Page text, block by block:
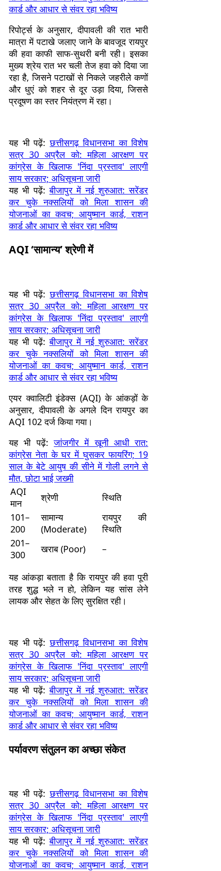
कार्ड और आधार से संवर रहा भविष्य
रिपोर्ट्स के अनुसार, दीपावली की रात भारी
मात्रा में पटाखे जलाए जाने के बावजूद रायपुर
की हवा काफी साफ-सुथरी बनी रही। इसका
मुख्य श्रेय रात भर चली तेज हवा को दिया जा
रहा है, जिसने पटाखों से निकले जहरीले कणों
और धुएं को शहर से दूर उड़ा दिया, जिससे
प्रदूषण का स्तर नियंत्रण में रहा।
यह भी पढ़ें: छत्तीसगढ़ विधानसभा का विशेष
सत्र 30 अप्रैल को: महिला आरक्षण पर
कांग्रेस के खिलाफ 'निंदा प्रस्ताव' लाएगी
साय सरकार; अधिसूचना जारी
यह भी पढ़ें: बीजापुर में नई शुरुआत: सरेंडर
कर चुके नक्सलियों को मिला शासन की
योजनाओं का कवच; आयुष्मान कार्ड, राशन
कार्ड और आधार से संवर रहा भविष्य
AQI ‘सामान्य’ श्रेणी में
यह भी पढ़ें: छत्तीसगढ़ विधानसभा का विशेष
सत्र 30 अप्रैल को: महिला आरक्षण पर
कांग्रेस के खिलाफ 'निंदा प्रस्ताव' लाएगी
साय सरकार; अधिसूचना जारी
यह भी पढ़ें: बीजापुर में नई शुरुआत: सरेंडर
कर चुके नक्सलियों को मिला शासन की
योजनाओं का कवच; आयुष्मान कार्ड, राशन
कार्ड और आधार से संवर रहा भविष्य
एयर क्वालिटी इंडेक्स (AQI) के आंकड़ों के
अनुसार, दीपावली के अगले दिन रायपुर का
AQI 102 दर्ज किया गया।
यह भी पढ़ें: जांजगीर में खूनी आधी रात:
कांग्रेस नेता के घर में घुसकर फायरिंग; 19
साल के बेटे आयुष की सीने में गोली लगने से
मौत, छोटा भाई जख्मी
AQI
मान
श्रेणी
स्थिति
101–
200
सामान्य
(Moderate)
रायपुर की
स्थिति
201–
300
खराब (Poor) –
यह आंकड़ा बताता है कि रायपुर की हवा पूरी
तरह शुद्ध भले न हो, लेकिन यह सांस लेने
लायक और सेहत के लिए सुरक्षित रही।
यह भी पढ़ें: छत्तीसगढ़ विधानसभा का विशेष
सत्र 30 अप्रैल को: महिला आरक्षण पर
कांग्रेस के खिलाफ 'निंदा प्रस्ताव' लाएगी
साय सरकार; अधिसूचना जारी
यह भी पढ़ें: बीजापुर में नई शुरुआत: सरेंडर
कर चुके नक्सलियों को मिला शासन की
योजनाओं का कवच; आयुष्मान कार्ड, राशन
कार्ड और आधार से संवर रहा भविष्य
पर्यावरण संतुलन का अच्छा संकेत
यह भी पढ़ें: छत्तीसगढ़ विधानसभा का विशेष
सत्र 30 अप्रैल को: महिला आरक्षण पर
कांग्रेस के खिलाफ 'निंदा प्रस्ताव' लाएगी
साय सरकार; अधिसूचना जारी
यह भी पढ़ें: बीजापुर में नई शुरुआत: सरेंडर
कर चुके नक्सलियों को मिला शासन की
योजनाओं का कवच; आयुष्मान कार्ड, राशन